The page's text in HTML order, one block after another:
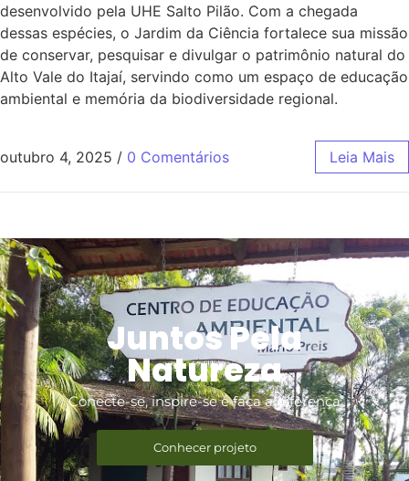
desenvolvido pela UHE Salto Pilão. Com a chegada
dessas espécies, o Jardim da Ciência fortalece sua missão
de conservar, pesquisar e divulgar o patrimônio natural do
Alto Vale do Itajaí, servindo como um espaço de educação
ambiental e memória da biodiversidade regional.
outubro 4, 2025 / 0 Comentários Leia Mais
Juntos Pela
Natureza
Conecte-se, inspire-se e faça a diferença
Conhecer projeto